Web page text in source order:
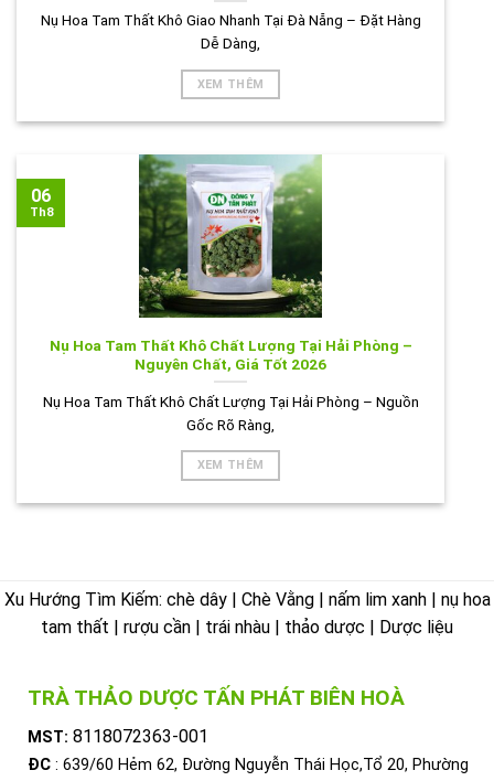
Nụ Hoa Tam Thất Khô Giao Nhanh Tại Đà Nẵng – Đặt Hàng
Dễ Dàng,
XEM THÊM
Nụ Hoa Tam Thất Khô Chất Lượng Tại Hải Phòng –
Nguyên Chất, Giá Tốt 2026
Nụ Hoa Tam Thất Khô Chất Lượng Tại Hải Phòng – Nguồn
Gốc Rõ Ràng,
XEM THÊM
06
Th8
Xu Hướng Tìm Kiếm: chè dây | Chè Vằng | nấm lim xanh | nụ hoa
tam thất | rượu cần | trái nhàu | thảo dược | Dược liệu
TRÀ THẢO DƯỢC TẤN PHÁT BIÊN HOÀ
MST: 8118072363-001
ĐC : 639/60 Hẻm 62, Đường Nguyễn Thái Học,Tổ 20, Phường